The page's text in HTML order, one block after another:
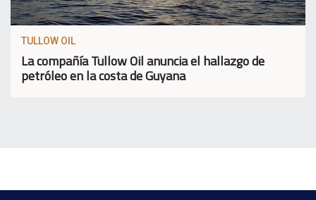
TULLOW OIL
La compañía Tullow Oil anuncia el hallazgo de
petróleo en la costa de Guyana